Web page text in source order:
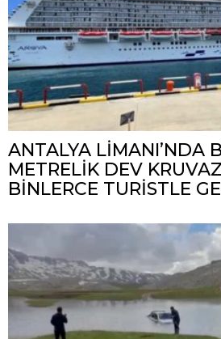
ANTALYA LİMANI’NDA
METRELİK DEV
BİNLERCE TURİSTLE